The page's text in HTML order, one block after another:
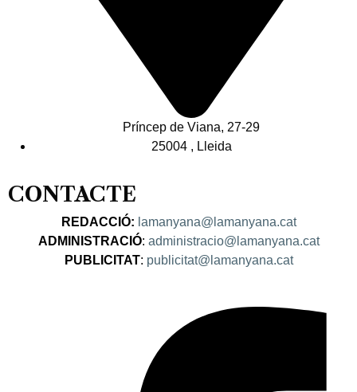
Príncep de Viana, 27-29
25004 , Lleida
CONTACTE
REDACCIÓ: lamanyana@lamanyana.cat
ADMINISTRACIÓ: administracio@lamanyana.cat
PUBLICITAT: publicitat@lamanyana.cat